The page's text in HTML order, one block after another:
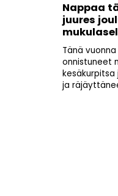
Nappaa
juures
Tänä
onnistuneet
kesäkurpitsa
ja